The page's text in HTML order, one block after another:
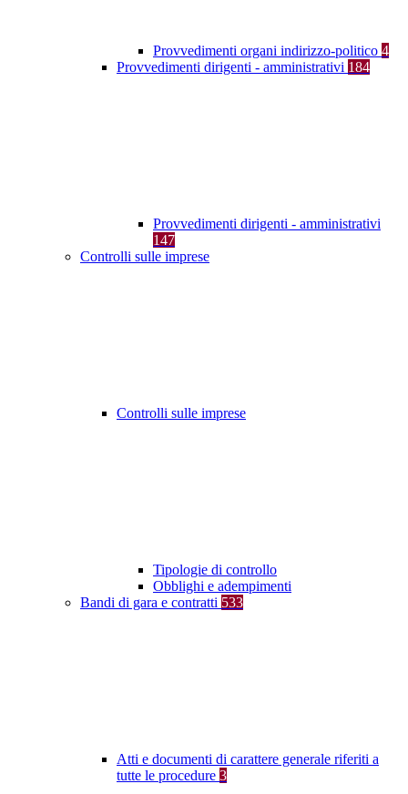
Provvedimenti organi indirizzo-politico 4
Provvedimenti dirigenti - amministrativi 184
Provvedimenti dirigenti - amministrativi
147
Controlli sulle imprese
Controlli sulle imprese
Tipologie di controllo
Obblighi e adempimenti
Bandi di gara e contratti 533
Atti e documenti di carattere generale riferiti a
tutte le procedure 3